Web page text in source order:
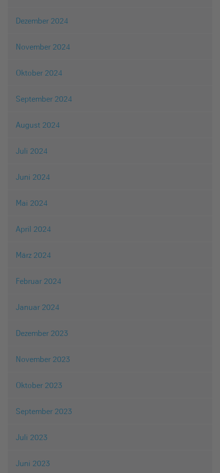
Dezember 2024
November 2024
Oktober 2024
September 2024
August 2024
Juli 2024
Juni 2024
Mai 2024
April 2024
März 2024
Februar 2024
Januar 2024
Dezember 2023
November 2023
Oktober 2023
September 2023
Juli 2023
Juni 2023